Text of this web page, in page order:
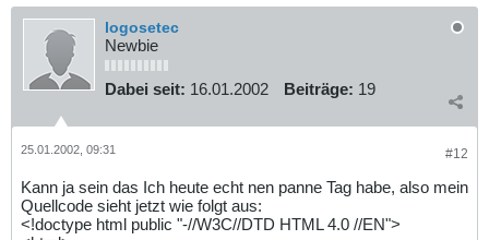
logosetec
Newbie
Dabei seit: 16.01.2002 Beiträge: 19
#12
25.01.2002, 09:31
Kann ja sein das Ich heute echt nen panne Tag habe, also mein
Quellcode sieht jetzt wie folgt aus:
<!doctype html public "-//W3C//DTD HTML 4.0 //EN">